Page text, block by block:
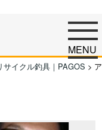
MENU
イクル釣具｜PAGOS > ア